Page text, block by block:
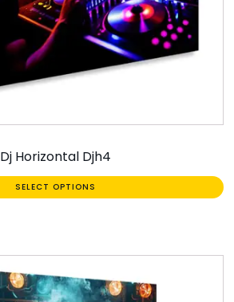
Dj Horizontal Djh4
SELECT OPTIONS